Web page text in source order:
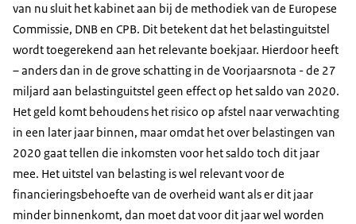
van nu sluit het kabinet aan bij de methodiek van de Europese
Commissie, DNB en CPB. Dit betekent dat het belastinguitstel
wordt toegerekend aan het relevante boekjaar. Hierdoor heeft
– anders dan in de grove schatting in de Voorjaarsnota - de 27
miljard aan belastinguitstel geen effect op het saldo van 2020.
Het geld komt behoudens het risico op afstel naar verwachting
in een later jaar binnen, maar omdat het over belastingen van
2020 gaat tellen die inkomsten voor het saldo toch dit jaar
mee. Het uitstel van belasting is wel relevant voor de
financieringsbehoefte van de overheid want als er dit jaar
minder binnenkomt, dan moet dat voor dit jaar wel worden